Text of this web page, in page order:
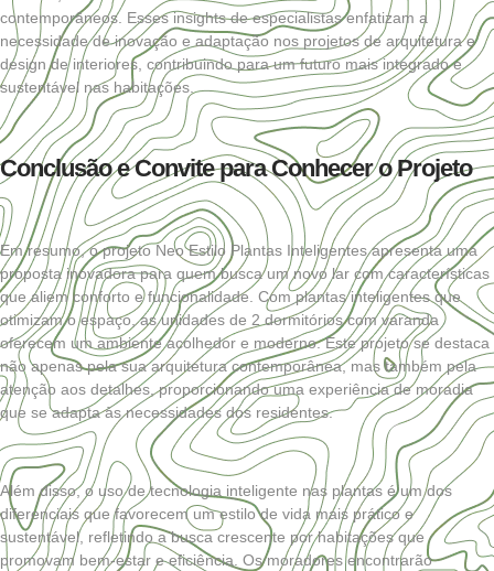
contemporâneos. Esses insights de especialistas enfatizam a
necessidade de inovação e adaptação nos projetos de arquitetura e
design de interiores, contribuindo para um futuro mais integrado e
sustentável nas habitações.
Conclusão e Convite para Conhecer o Projeto
Em resumo, o projeto Neo Estilo Plantas Inteligentes apresenta uma
proposta inovadora para quem busca um novo lar com características
que aliem conforto e funcionalidade. Com plantas inteligentes que
otimizam o espaço, as unidades de 2 dormitórios com varanda
oferecem um ambiente acolhedor e moderno. Este projeto se destaca
não apenas pela sua arquitetura contemporânea, mas também pela
atenção aos detalhes, proporcionando uma experiência de moradia
que se adapta às necessidades dos residentes.
Além disso, o uso de tecnologia inteligente nas plantas é um dos
diferenciais que favorecem um estilo de vida mais prático e
sustentável, refletindo a busca crescente por habitações que
promovam bem-estar e eficiência. Os moradores encontrarão